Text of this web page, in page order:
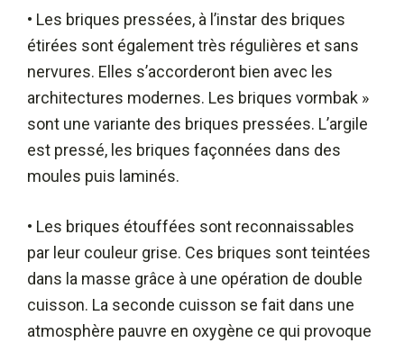
• Les briques pressées, à l’instar des briques
étirées sont également très régulières et sans
nervures. Elles s’accorderont bien avec les
architectures modernes. Les briques vormbak »
sont une variante des briques pressées. L’argile
est pressé, les briques façonnées dans des
moules puis laminés.
• Les briques étouffées sont reconnaissables
par leur couleur grise. Ces briques sont teintées
dans la masse grâce à une opération de double
cuisson. La seconde cuisson se fait dans une
atmosphère pauvre en oxygène ce qui provoque